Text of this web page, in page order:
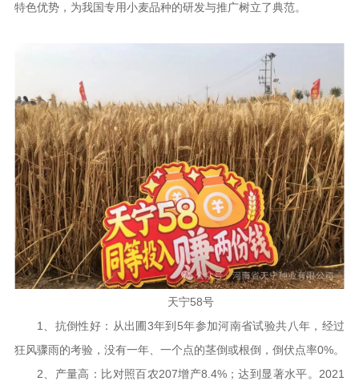
特色优势，为我国专用小麦品种的研发与推广树立了典范。
天宁58号
1、抗倒性好：从出圃3年到5年参加河南省试验共八年，经过
狂风骤雨的考验，没有一年、一个点的茎倒或根倒，倒伏点率0%。
2、产量高：比对照百农207增产8.4%；达到显著水平。2021